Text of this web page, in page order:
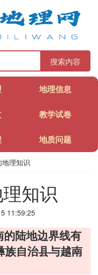
搜索内容
地理信息
教学试卷
地质问题
理知识
知识
11:59:25
陆地边界线有
族自治县与越南